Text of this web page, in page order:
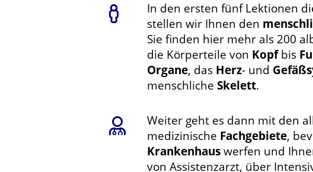
In den ersten fünf Lektionen
stellen wir Ihnen den
Sie finden hier mehr als 200
die Körperteile von Kopfbis
Organe, das Herz- und
menschliche Skelett.
Weiter geht es dann mit den
medizinische Fachgebiete,
Krankenhaus werfen und
von Assistenzarzt, über